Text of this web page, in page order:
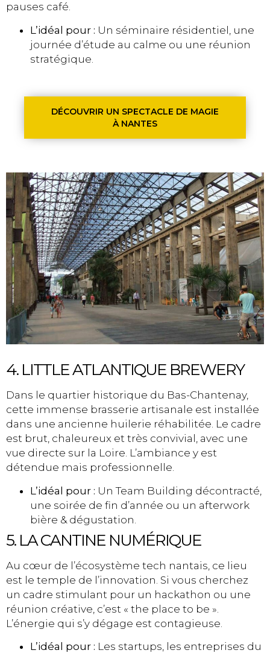
pauses café.
L’idéal pour : Un séminaire résidentiel, une
journée d’étude au calme ou une réunion
stratégique.
DÉCOUVRIR UN SPECTACLE DE MAGIE
À NANTES
4. LITTLE ATLANTIQUE BREWERY
Dans le quartier historique du Bas-Chantenay,
cette immense brasserie artisanale est installée
dans une ancienne huilerie réhabilitée. Le cadre
est brut, chaleureux et très convivial, avec une
vue directe sur la Loire. L’ambiance y est
détendue mais professionnelle.
L’idéal pour : Un Team Building décontracté,
une soirée de fin d’année ou un afterwork
bière & dégustation.
5. LA CANTINE NUMÉRIQUE
Au cœur de l’écosystème tech nantais, ce lieu
est le temple de l’innovation. Si vous cherchez
un cadre stimulant pour un hackathon ou une
réunion créative, c’est « the place to be ».
L’énergie qui s’y dégage est contagieuse.
L’idéal pour : Les startups, les entreprises du